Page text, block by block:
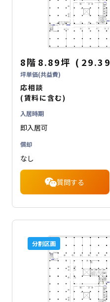
8階 8.89坪 ( 29.39
坪単価(共益費)
応相談
(賃料に含む)
入居時期
即入居可
償却
なし
質問する
分割区画